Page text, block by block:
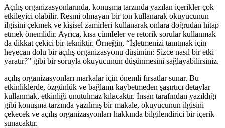
Açılış organizasyonlarında, konuşma tarzında yazılan içerikler çok
etkileyici olabilir. Resmi olmayan bir ton kullanarak okuyucunun
ilgisini çekmek ve kişisel zamirleri kullanarak onlara doğrudan hitap
etmek önemlidir. Ayrıca, kısa cümleler ve retorik sorular kullanmak
da dikkat çekici bir tekniktir. Örneğin, “İşletmenizi tanıtmak için
heyecan dolu bir açılış organizasyonu düşünün: Sizce nasıl bir etki
yaratır?” gibi bir soruyla okuyucunun düşünmesini sağlayabilirsiniz.
açılış organizasyonları markalar için önemli fırsatlar sunar. Bu
etkinliklerde, özgünlük ve bağlamı kaybetmeden şaşırtıcı detaylar
kullanmak, etkinliği unutulmaz kılacaktır. İnsan tarafından yazıldığı
gibi konuşma tarzında yazılmış bir makale, okuyucunun ilgisini
çekecek ve açılış organizasyonları hakkında bilgilendirici bir içerik
sunacaktır.